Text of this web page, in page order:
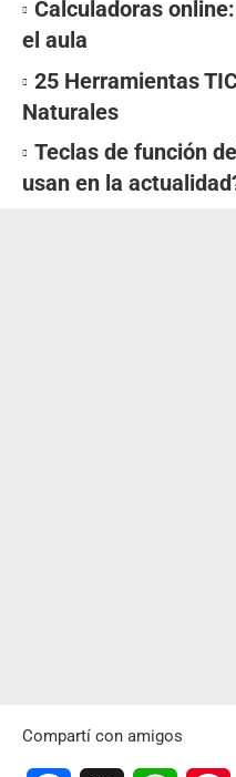
Calculadoras
el aula
25 Herramientas
Naturales
Teclas de función
usan en la
Compartí con amigos